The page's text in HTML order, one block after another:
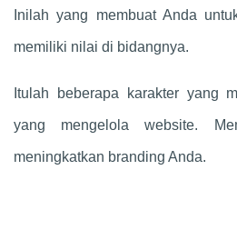
Inilah yang membuat Anda
memiliki nilai di bidangnya.
Itulah beberapa karakter yang
yang mengelola website.
meningkatkan branding Anda.